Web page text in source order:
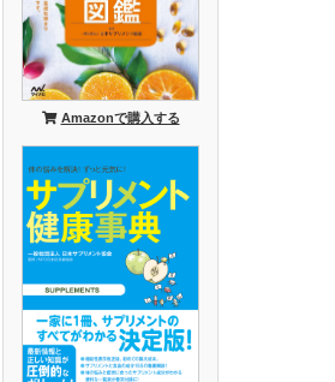
Amazonで購入する